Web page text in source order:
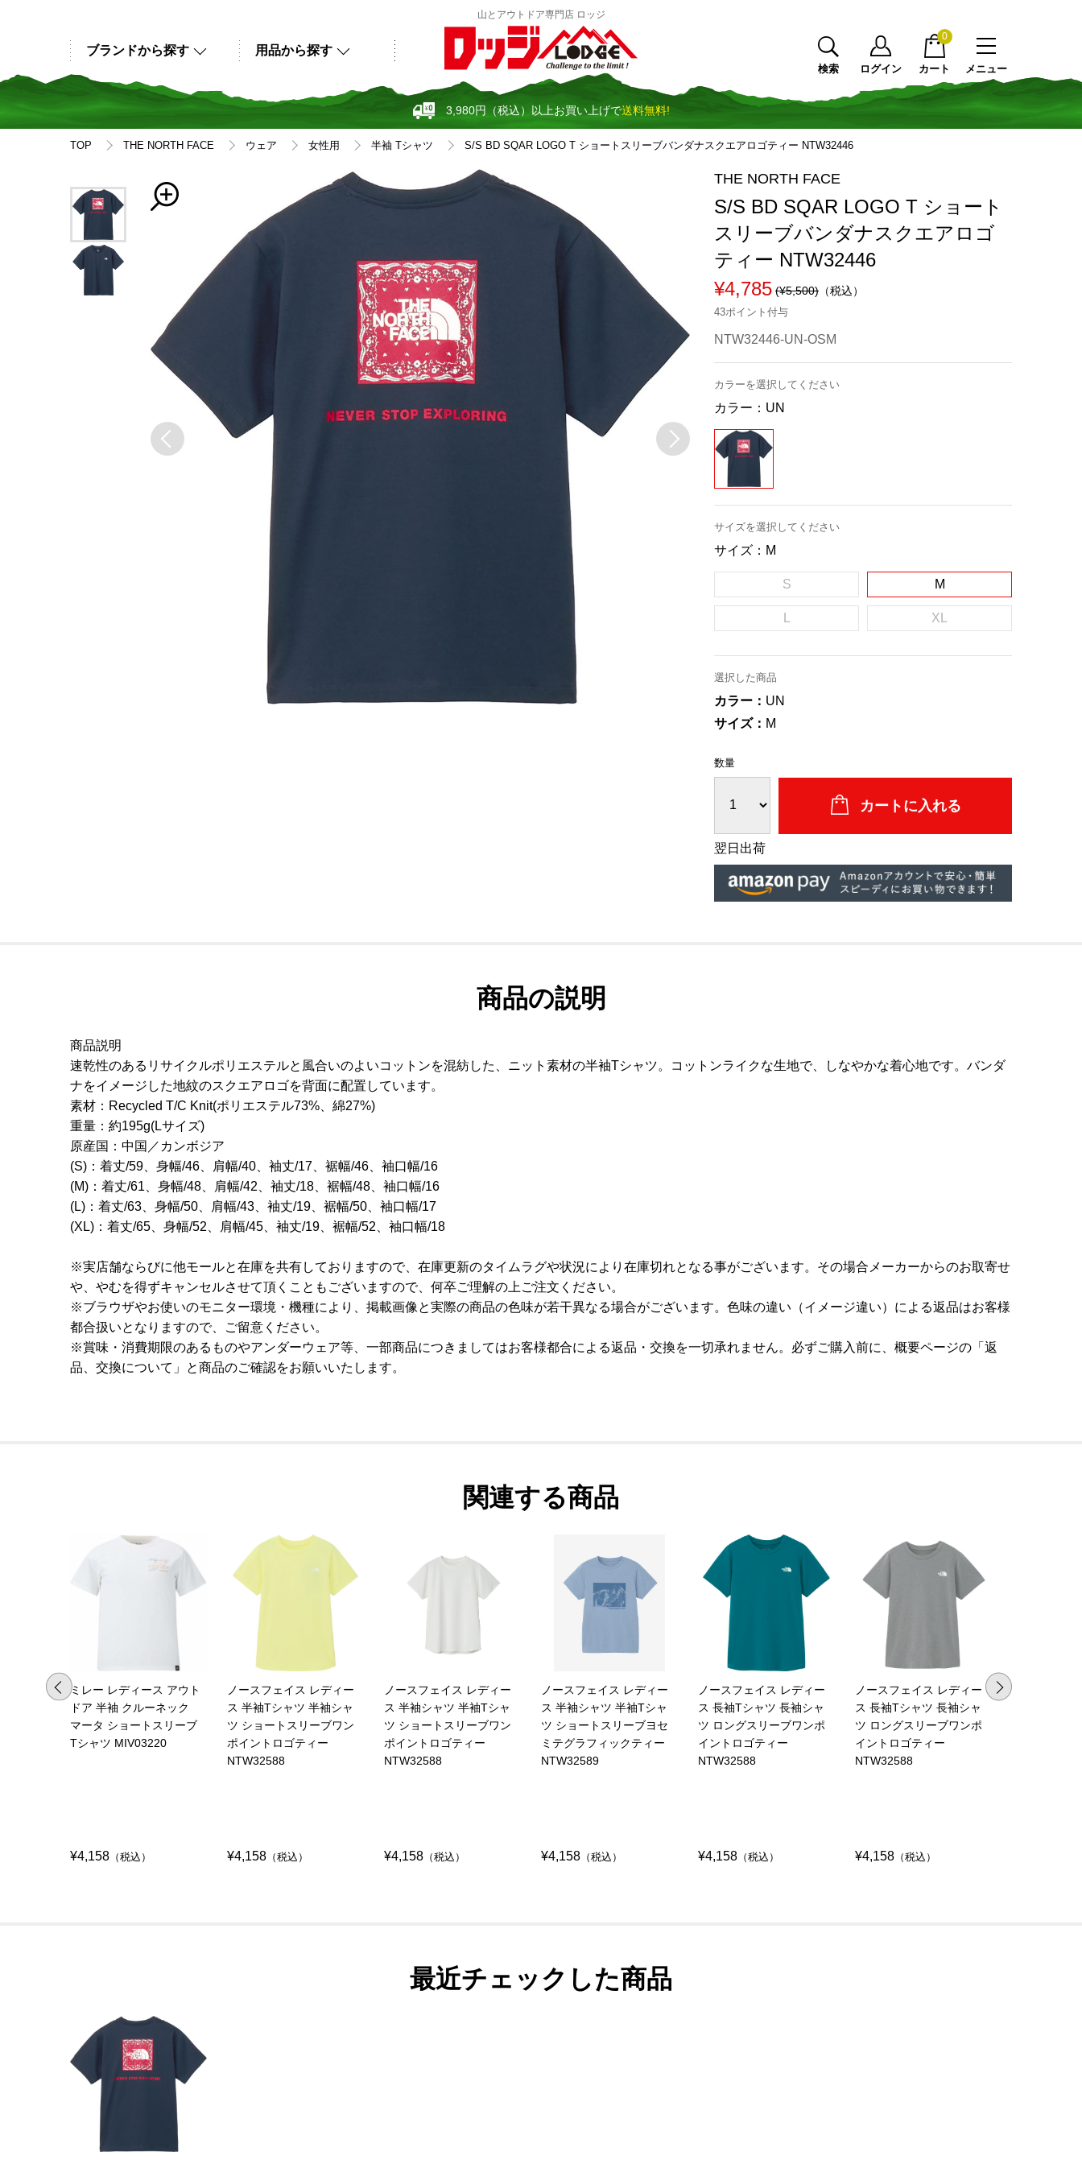
山とアウトドア専門店 ロッジ
3,980円（税込）以上お買い上げで送料無料!
用品から探す
ブランドから探す
メニュー
検索 ログイン カート
0
TOP THE NORTH FACE ウェア 女性用 半袖 Tシャツ S/S BD SQAR LOGO T ショートスリーブバンダナスクエアロゴティー NTW32446
THE NORTH FACE
S/S BD SQAR LOGO T ショート
スリーブバンダナスクエアロゴ
ティー NTW32446
¥4,785 (¥5,500) （税込）
43ポイント付与
NTW32446-UN-OSM
カラーを選択してください
カラー： UN
サイズを選択してください
サイズ： M
S M
XL
選択した商品
カラー： UN
サイズ： M
数量
翌日出荷
商品の説明
商品説明
速乾性のあるリサイクルポリエステルと風合いのよいコットンを混紡した、ニット素材の半袖Tシャツ。コットンライクな生地で、しなやかな着心地です。バンダ
ナをイメージした地紋のスクエアロゴを背面に配置しています。
素材：Recycled T/C Knit(ポリエステル73%、綿27%)
重量：約195g(Lサイズ)
原産国：中国／カンボジア
(S)：着丈/59、身幅/46、肩幅/40、袖丈/17、裾幅/46、袖口幅/16
(M)：着丈/61、身幅/48、肩幅/42、袖丈/18、裾幅/48、袖口幅/16
(L)：着丈/63、身幅/50、肩幅/43、袖丈/19、裾幅/50、袖口幅/17
(XL)：着丈/65、身幅/52、肩幅/45、袖丈/19、裾幅/52、袖口幅/18
※実店舗ならびに他モールと在庫を共有しておりますので、在庫更新のタイムラグや状況により在庫切れとなる事がございます。その場合メーカーからのお取寄せ
や、やむを得ずキャンセルさせて頂くこともございますので、何卒ご理解の上ご注文ください。
※ブラウザやお使いのモニター環境・機種により、掲載画像と実際の商品の色味が若干異なる場合がございます。色味の違い（イメージ違い）による返品はお客様
都合扱いとなりますので、ご留意ください。
※賞味・消費期限のあるものやアンダーウェア等、一部商品につきましてはお客様都合による返品・交換を一切承れません。必ずご購入前に、概要ページの「返
品、交換について」と商品のご確認をお願いいたします。
関連する商品
ミレー レディース アウト
ドア 半袖 クルーネック
マータ ショートスリーブ
Tシャツ MIV03220
¥4,158 （税込）
ノースフェイス レディー
ス 半袖Tシャツ 半袖シャ
ツ ショートスリーブワン
ポイントロゴティー
NTW32588
¥4,158 （税込）
ノースフェイス レディー
ス 半袖シャツ 半袖Tシャ
ツ ショートスリーブワン
ポイントロゴティー
NTW32588
¥4,158 （税込）
ノースフェイス レディー
ス 半袖シャツ 半袖Tシャ
ツ ショートスリーブヨセ
ミテグラフィックティー
NTW32589
¥4,158 （税込）
ノースフェイス レディー
ス 長袖Tシャツ 長袖シャ
ツ ロングスリーブワンポ
イントロゴティー
NTW32588
¥4,158 （税込）
ノースフェイス レディー
ス 長袖Tシャツ 長袖シャ
ツ ロングスリーブワンポ
イントロゴティー
NTW32588
¥4,158 （税込）
最近チェックした商品